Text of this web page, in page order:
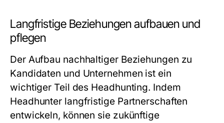
Langfristige Beziehungen aufbauen und
pflegen
Der Aufbau nachhaltiger Beziehungen zu
Kandidaten und Unternehmen ist ein
wichtiger Teil des Headhunting. Indem
Headhunter langfristige Partnerschaften
entwickeln, können sie zukünftige